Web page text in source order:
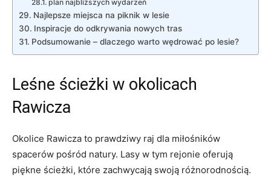
plan najbliższych wydarzeń
Najlepsze miejsca na piknik w lesie
Inspiracje do odkrywania nowych tras
Podsumowanie – dlaczego warto wędrować po lesie?
Leśne ścieżki w okolicach
Rawicza
Okolice Rawicza to prawdziwy raj dla miłośników
spacerów pośród natury. Lasy w tym rejonie oferują
piękne ścieżki, które zachwycają swoją różnorodnością.